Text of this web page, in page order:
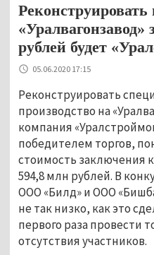
Реконструировать
рублей будет
05.06.2020 17:15
Реконструировать
производство на
компания
победителем торгов,
стоимость заключения
594,8 млн рублей. В
ООО «Билд» и ООО
не так низко, как это
первого раза провести
отсутствия участников.